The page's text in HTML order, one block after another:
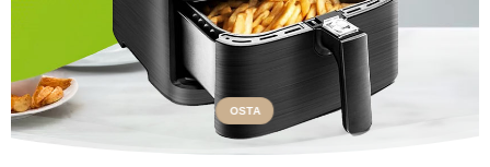
OSTA